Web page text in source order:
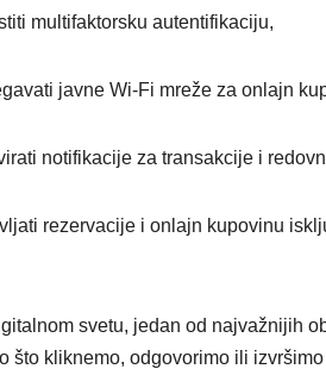
multifaktorsku autentifikaciju,
javne Wi-Fi mreže za onlajn
notifikacije za transakcije i
rezervacije i onlajn kupovinu
svetu, jedan od najvažnijih
što kliknemo, odgovorimo ili